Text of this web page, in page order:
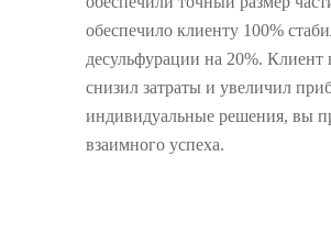
обеспечило клиенту 100%
десульфурации на 20%. Клиент
снизил затраты и увеличил
индивидуальные решения, вы
взаимного успеха.